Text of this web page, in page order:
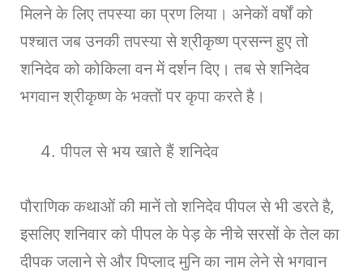
मिलने के लिए तपस्या का प्रण लिया। अनेकों वर्षों को
पश्चात जब उनकी तपस्या से श्रीकृष्ण प्रसन्न हुए तो
शनिदेव को कोकिला वन में दर्शन दिए। तब से शनिदेव
भगवान श्रीकृष्ण के भक्तों पर कृपा करते है।
पीपल से भय खाते हैं शनिदेव
पौराणिक कथाओं की मानें तो शनिदेव पीपल से भी डरते है,
इसलिए शनिवार को पीपल के पेड़ के नीचे सरसों के तेल का
दीपक जलाने से और पिप्लाद मुनि का नाम लेने से भगवान